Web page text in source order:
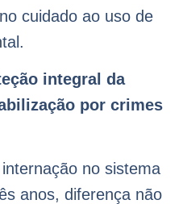
cuidado ao uso de
integral da
por crimes
no sistema
anos, diferença não